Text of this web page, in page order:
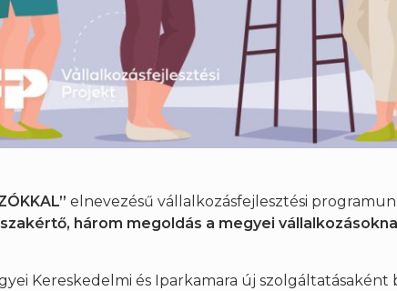
elnevezésű vállalkozásfejlesztési
három megoldás a megyei
Kereskedelmi és Iparkamara új